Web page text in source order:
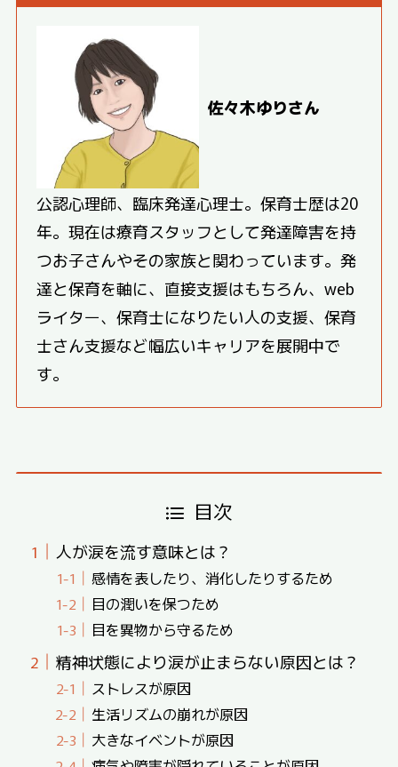
佐々木ゆりさん
公認心理師、臨床発達心理士。保育士歴は20
年。現在は療育スタッフとして発達障害を持
つお子さんやその家族と関わっています。発
達と保育を軸に、直接支援はもちろん、web
ライター、保育士になりたい人の支援、保育
士さん支援など幅広いキャリアを展開中で
す。
目次
人が涙を流す意味とは？
感情を表したり、消化したりするため
目の潤いを保つため
目を異物から守るため
精神状態により涙が止まらない原因とは？
ストレスが原因
生活リズムの崩れが原因
大きなイベントが原因